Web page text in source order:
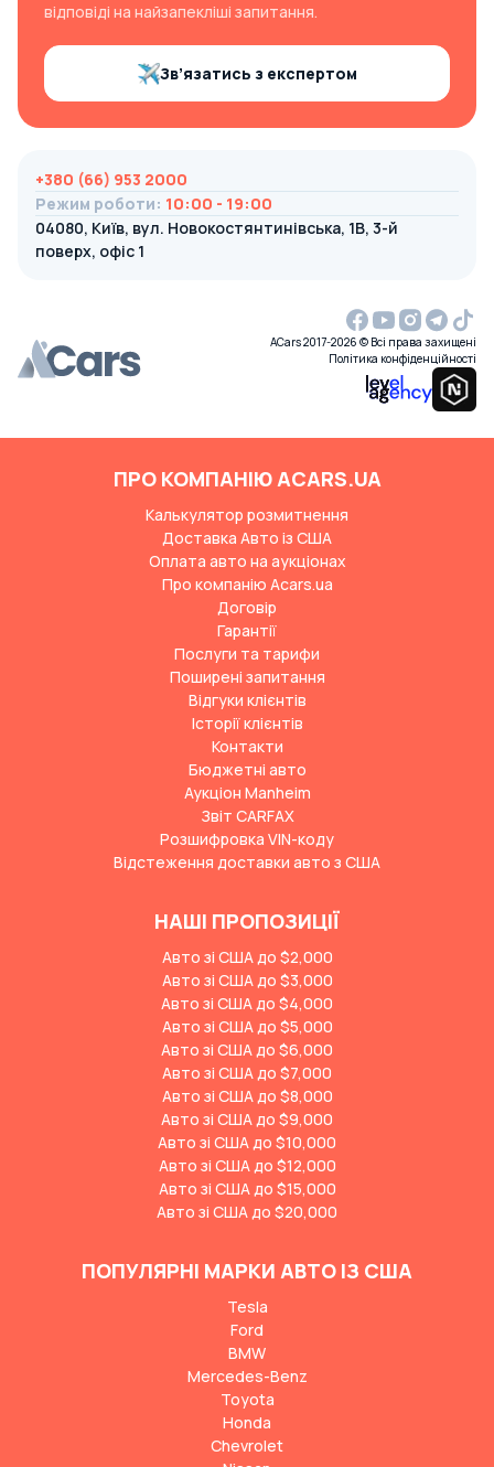
відповіді на найзапекліші запитання.
Зв’язатись з експертом
+380 (66) 953 2000
Режим роботи: 10:00 - 19:00
04080, Київ, вул. Новокостянтинівська, 1В, 3-й
поверх, офіс 1
ACars 2017-2026 © Всі права захищені
Політика конфіденційності
ПРО КОМПАНІЮ ACARS.UA
Калькулятор розмитнення
Доставка Авто із США
Оплата авто на аукціонах
Про компанію Acars.ua
Договір
Гарантії
Послуги та тарифи
Поширені запитання
Відгуки клієнтів
Історії клієнтів
Контакти
Бюджетні авто
Аукціон Manheim
Звіт CARFAX
Розшифровка VIN-коду
Відстеження доставки авто з США
НАШІ ПРОПОЗИЦІЇ
Авто зі США до $2,000
Авто зі США до $3,000
Авто зі США до $4,000
Авто зі США до $5,000
Авто зі США до $6,000
Авто зі США до $7,000
Авто зі США до $8,000
Авто зі США до $9,000
Авто зі США до $10,000
Авто зі США до $12,000
Авто зі США до $15,000
Авто зі США до $20,000
ПОПУЛЯРНІ МАРКИ АВТО ІЗ США
Tesla
Ford
BMW
Mercedes-Benz
Toyota
Honda
Chevrolet